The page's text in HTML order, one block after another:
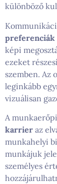
különböző
preferenciák
képi
ezeket
szemben. Az
leginkább
vizuálisan
A
karrier az
munkahelyi
munkájuk
személyes